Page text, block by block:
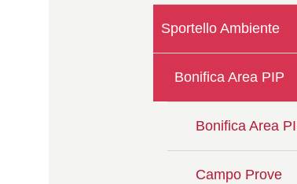
Sportello Ambiente
Bonifica Area PIP
Bonifica Area
Campo Prove